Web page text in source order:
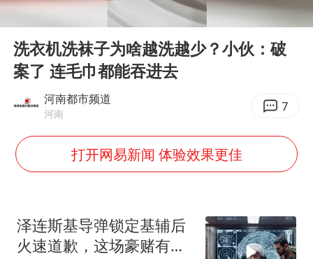
宇树科技发行价格150.80元/股
五粮液渠道价一箱上涨近百元
“深圳地面沉降致车辆损坏”不实
把党建设得更加坚强有力
中国养老床位“三连降”
Play
00:06
洗衣机洗袜子为啥越洗越少？小伙：破
案了 连毛巾都能吞进去
河南都市频道
河南 7
打开网易新闻 体验效果更佳
泽连斯基导弹锁定基辅后
火速道歉，这场豪赌有多